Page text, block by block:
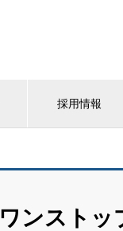
採用情報
ワンストッ